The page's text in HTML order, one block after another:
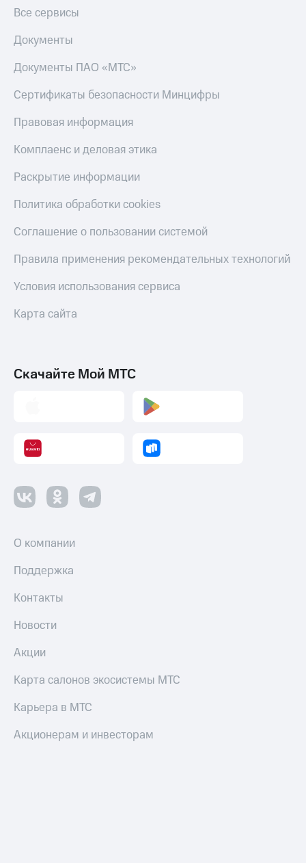
Все сервисы
Документы
Документы ПАО «МТС»
Сертификаты безопасности Минцифры
Правовая информация
Комплаенс и деловая этика
Раскрытие информации
Политика обработки cookies
Соглашение о пользовании системой
Правила применения рекомендательных технологий
Условия использования сервиса
Карта сайта
Скачайте Мой МТС
О компании
Поддержка
Контакты
Новости
Акции
Карта салонов экосистемы МТС
Карьера в МТС
Акционерам и инвесторам